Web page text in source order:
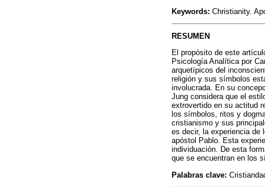
Keywords: Christianity.
RESUMEN
El propósito de este
Psicología Analítica por
arquetípicos del
religión y sus símbolos
involucrada. En su
Jung considera que el
extrovertido en su actitud
los símbolos, ritos y
cristianismo y sus
es decir, la experiencia de
apóstol Pablo. Esta
individuación. De esta
que se encuentran en los
Palabras clave: